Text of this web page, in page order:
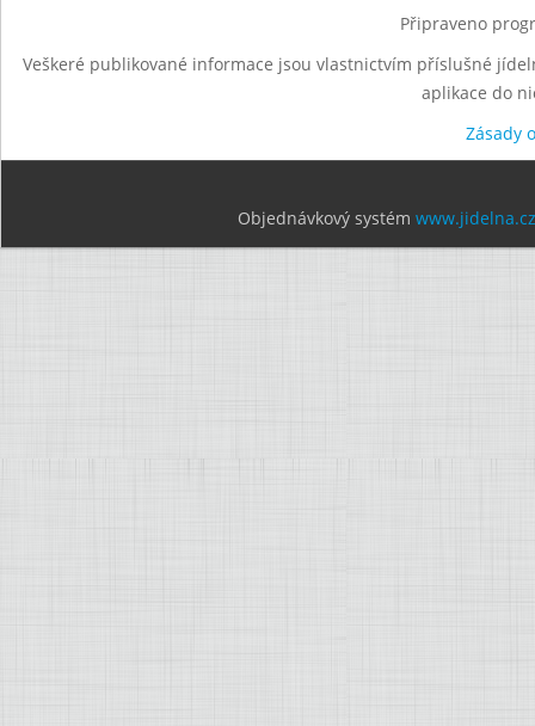
Připraveno
Veškeré publikované informace jsou vlastnictvím příslušné
aplikace do
Zásady
Objednávkový systém www.jidelna.cz